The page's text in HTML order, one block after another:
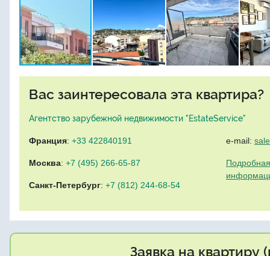
Вас заинтересовала эта квартира?
Агентство зарубежной недвижимости "EstateService"
Франция: +33 422840191
Москва: +7 (495) 266-65-87
Санкт-Петербург: +7 (812) 244-68-54
e-mail:
Заявка на квартиру